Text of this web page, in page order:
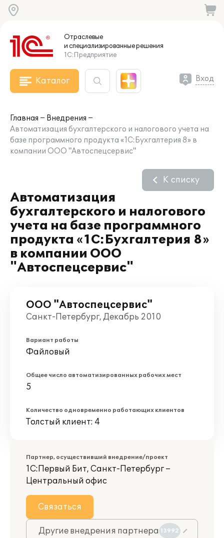
Отраслевые
и специализированныерешения
1С:Предприятие
Каталог Вход
Главная
Внедрения
Автоматизация бухгалтерского и налогового учета на
базе программного продукта «1C:Бухгалтерия 8» в
компании ООО "Автоспецсервис"
Автоматизация
бухгалтерского и налогового
учета на базе программного
продукта «1C:Бухгалтерия 8»
в компании ООО
"Автоспецсервис"
К списку
ООО "Автоспецсервис"
Санкт-Петербург, Декабрь 2010
Вариант работы
Файловый
Общее число автоматизированных рабочих мест
5
Количество одновременно работающих клиентов
Толстый клиент: 4
Партнер, осуществивший внедрение/проект
1С:Первый Бит, Санкт-Петербург –
Центральный офис
Связаться
Другие внедрения партнера 13992